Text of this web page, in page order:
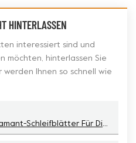
HINTERLASSEN
interessiert sind und
möchten, hinterlassen Sie
Ihnen so schnell wie
Lavina 6 Mini-Rhombus-Diamant-Schleifblätter Für Die Vorbereitung Von Betonböden